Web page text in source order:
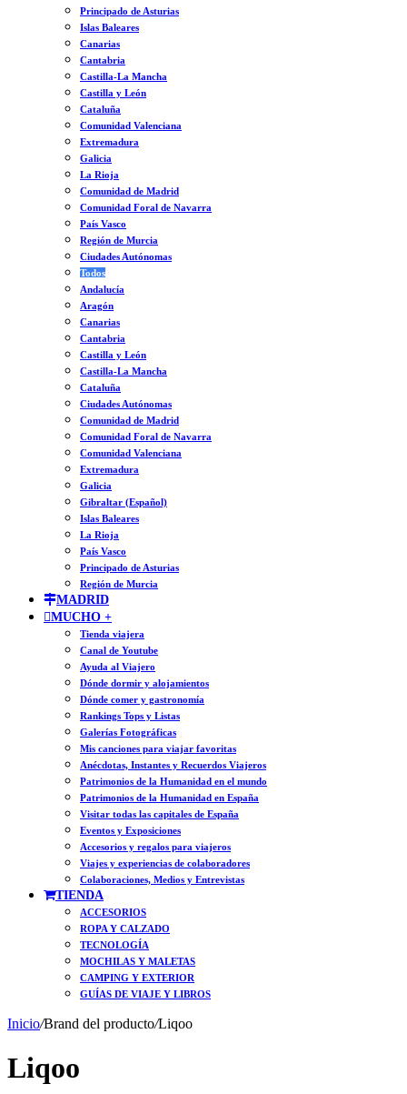
Principado de Asturias
Islas Baleares
Canarias
Cantabria
Castilla-La Mancha
Castilla y León
Cataluña
Comunidad Valenciana
Extremadura
Galicia
La Rioja
Comunidad de Madrid
Comunidad Foral de Navarra
País Vasco
Región de Murcia
Ciudades Autónomas
Todos
Andalucía
Aragón
Canarias
Cantabria
Castilla y León
Castilla-La Mancha
Cataluña
Ciudades Autónomas
Comunidad de Madrid
Comunidad Foral de Navarra
Comunidad Valenciana
Extremadura
Galicia
Gibraltar (Español)
Islas Baleares
La Rioja
País Vasco
Principado de Asturias
Región de Murcia
MADRID
MUCHO +
Tienda viajera
Canal de Youtube
Ayuda al Viajero
Dónde dormir y alojamientos
Dónde comer y gastronomía
Rankings Tops y Listas
Galerías Fotográficas
Mis canciones para viajar favoritas
Anécdotas, Instantes y Recuerdos Viajeros
Patrimonios de la Humanidad en el mundo
Patrimonios de la Humanidad en España
Visitar todas las capitales de España
Eventos y Exposiciones
Accesorios y regalos para viajeros
Viajes y experiencias de colaboradores
Colaboraciones, Medios y Entrevistas
TIENDA
ACCESORIOS
ROPA Y CALZADO
TECNOLOGÍA
MOCHILAS Y MALETAS
CAMPING Y EXTERIOR
GUÍAS DE VIAJE Y LIBROS
Inicio/Brand del producto/Liqoo
Liqoo